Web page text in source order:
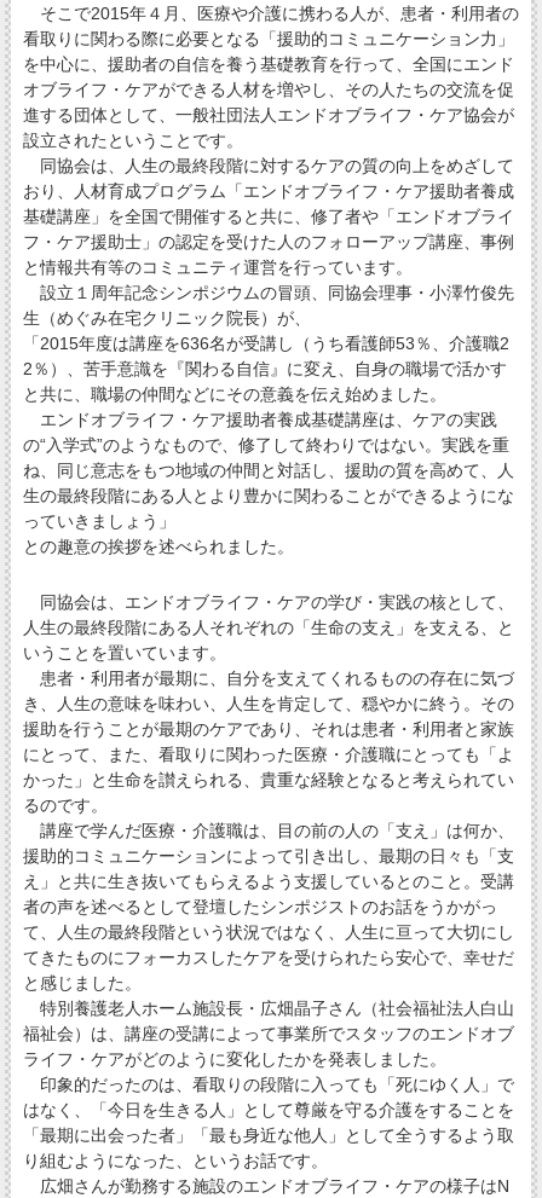
そこで2015年４月、医療や介護に携わる人が、患者・利用者の
看取りに関わる際に必要となる「援助的コミュニケーション力」
を中心に、援助者の自信を養う基礎教育を行って、全国にエンド
オブライフ・ケアができる人材を増やし、その人たちの交流を促
進する団体として、一般社団法人エンドオブライフ・ケア協会が
設立されたということです。
同協会は、人生の最終段階に対するケアの質の向上をめざして
おり、人材育成プログラム「エンドオブライフ・ケア援助者養成
基礎講座」を全国で開催すると共に、修了者や「エンドオブライ
フ・ケア援助士」の認定を受けた人のフォローアップ講座、事例
と情報共有等のコミュニティ運営を行っています。
設立１周年記念シンポジウムの冒頭、同協会理事・小澤竹俊先
生（めぐみ在宅クリニック院長）が、
「2015年度は講座を636名が受講し（うち看護師53％、介護職2
2％）、苦手意識を『関わる自信』に変え、自身の職場で活かす
と共に、職場の仲間などにその意義を伝え始めました。
エンドオブライフ・ケア援助者養成基礎講座は、ケアの実践
の“入学式”のようなもので、修了して終わりではない。実践を重
ね、同じ意志をもつ地域の仲間と対話し、援助の質を高めて、人
生の最終段階にある人とより豊かに関わることができるようにな
っていきましょう」
との趣意の挨拶を述べられました。
同協会は、エンドオブライフ・ケアの学び・実践の核として、
人生の最終段階にある人それぞれの「生命の支え」を支える、と
いうことを置いています。
患者・利用者が最期に、自分を支えてくれるものの存在に気づ
き、人生の意味を味わい、人生を肯定して、穏やかに終う。その
援助を行うことが最期のケアであり、それは患者・利用者と家族
にとって、また、看取りに関わった医療・介護職にとっても「よ
かった」と生命を讃えられる、貴重な経験となると考えられてい
るのです。
講座で学んだ医療・介護職は、目の前の人の「支え」は何か、
援助的コミュニケーションによって引き出し、最期の日々も「支
え」と共に生き抜いてもらえるよう支援しているとのこと。受講
者の声を述べるとして登壇したシンポジストのお話をうかがっ
て、人生の最終段階という状況ではなく、人生に亘って大切にし
てきたものにフォーカスしたケアを受けられたら安心で、幸せだ
と感じました。
特別養護老人ホーム施設長・広畑晶子さん（社会福祉法人白山
福祉会）は、講座の受講によって事業所でスタッフのエンドオブ
ライフ・ケアがどのように変化したかを発表しました。
印象的だったのは、看取りの段階に入っても「死にゆく人」で
はなく、「今日を生きる人」として尊厳を守る介護をすることを
「最期に出会った者」「最も身近な他人」として全うするよう取
り組むようになった、というお話です。
広畑さんが勤務する施設のエンドオブライフ・ケアの様子はN